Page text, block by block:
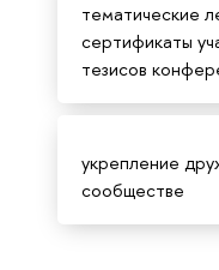
тематические
сертификаты
тезисов
укрепление
сообществе